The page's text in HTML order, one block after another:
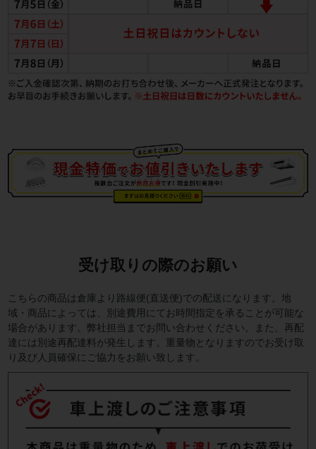
受け取りの際のお願い
こちらの商品は倉庫より路線便(直送便)での配送になります。地
域・商品によっては、別途費用にてお時間指定を承ることが可能な
場合があります。弊社担当までお問い合わせください。また、再配
達には別途再配達料が発生します。重量物となりますのでお受け取
り及び人員確保にご協力をお願い致します。